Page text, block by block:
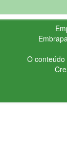
Embrapa
O